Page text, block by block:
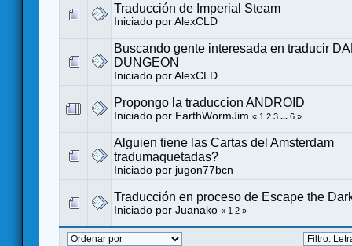
Traducción de Imperial Steam
Iniciado por AlexCLD
Buscando gente interesada en traducir
DUNGEON
Iniciado por AlexCLD
Propongo la traduccion ANDROID
Iniciado por EarthWormJim « 1 2 3 ... 6 »
Alguien tiene las Cartas del Amsterdam
tradumaquetadas?
Iniciado por jugon77bcn
Traducción en proceso de Escape the
Iniciado por Juanako « 1 2 »